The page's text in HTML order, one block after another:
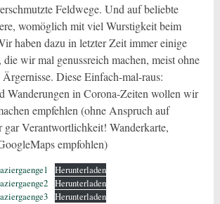
Feldwege. Und auf beliebte
womöglich mit viel Wurstigkeit beim
haben dazu in letzter Zeit immer einige
wir mal genussreich machen, meist ohne
Diese Einfach-mal-raus:
Wanderungen in Corona-Zeiten wollen wir
empfehlen (ohne Anspruch auf
gar Verantwortlichkeit! Wanderkarte,
empfohlen)
Herunterladen
Herunterladen
Herunterladen